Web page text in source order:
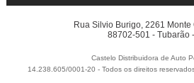
Rua Silvio Burigo, 2261 Monte
88702-501 - Tubarão
Castelo Distribuidora de Auto
14.238.605/0001-20 - Todos os direitos